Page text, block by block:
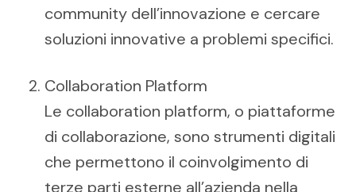
community dell’innovazione e cercare
soluzioni innovative a problemi specifici.
Collaboration Platform
Le collaboration platform, o piattaforme
di collaborazione, sono strumenti digitali
che permettono il coinvolgimento di
terze parti esterne all’azienda nella